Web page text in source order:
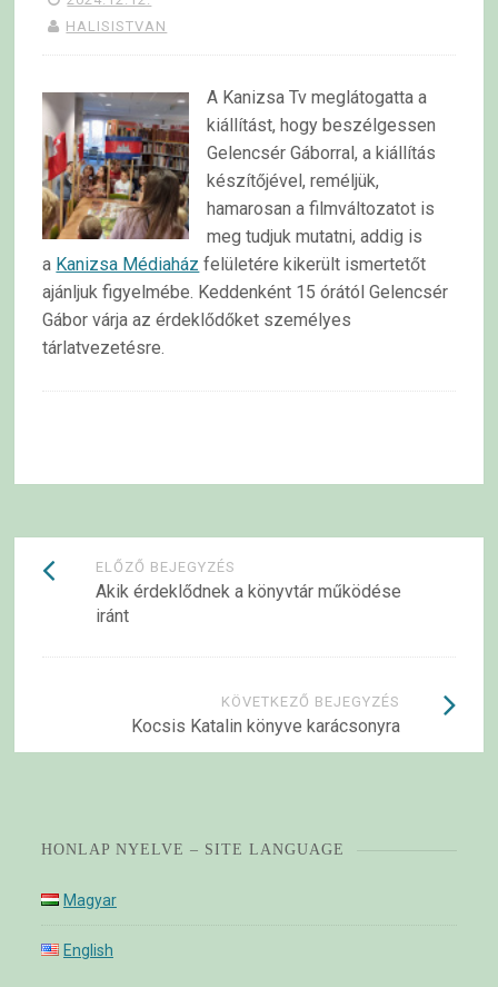
HALISISTVAN
A Kanizsa Tv meglátogatta a
kiállítást, hogy beszélgessen
Gelencsér Gáborral, a kiállítás
készítőjével, reméljük,
hamarosan a filmváltozatot is
meg tudjuk mutatni, addig is
a Kanizsa Médiaház felületére kikerült ismertetőt
ajánljuk figyelmébe. Keddenként 15 órától Gelencsér
Gábor várja az érdeklődőket személyes
tárlatvezetésre.
Bejegyzések
navigációja
ELŐZŐ BEJEGYZÉS
Akik érdeklődnek a könyvtár működése
iránt
KÖVETKEZŐ BEJEGYZÉS
Kocsis Katalin könyve karácsonyra
HONLAP NYELVE – SITE LANGUAGE
Magyar
English